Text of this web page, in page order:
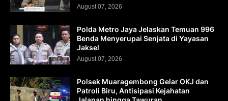
August 07, 2026
Polda Metro Jaya Jelaskan Temuan 996
Benda Menyerupai Senjata di Yayasan
Jaksel
August 07, 2026
Polsek Muaragembong Gelar OKJ dan
Patroli Biru, Antisipasi Kejahatan